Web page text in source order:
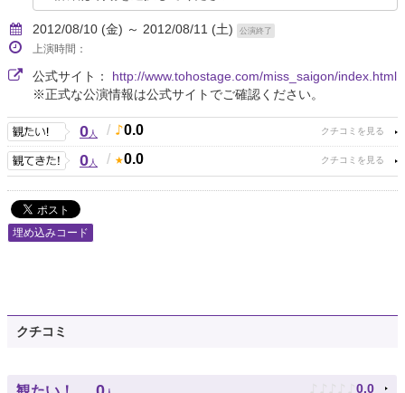
2012/08/10 (金) ～ 2012/08/11 (土) 公演終了
上演時間：
公式サイト： http://www.tohostage.com/miss_saigon/index.html
※正式な公演情報は公式サイトでご確認ください。
0人 / 0.0
0人 / 0.0
埋め込みコード
クチコミ
♪ ♪ ♪ ♪ ♪ 0.0